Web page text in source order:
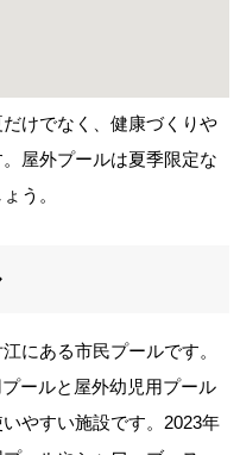
けでなく、健康づくりや
屋外プールは夏季限定な
う。
にある市民プールです。
ールと屋外幼児用プール
やすい施設です。2023年